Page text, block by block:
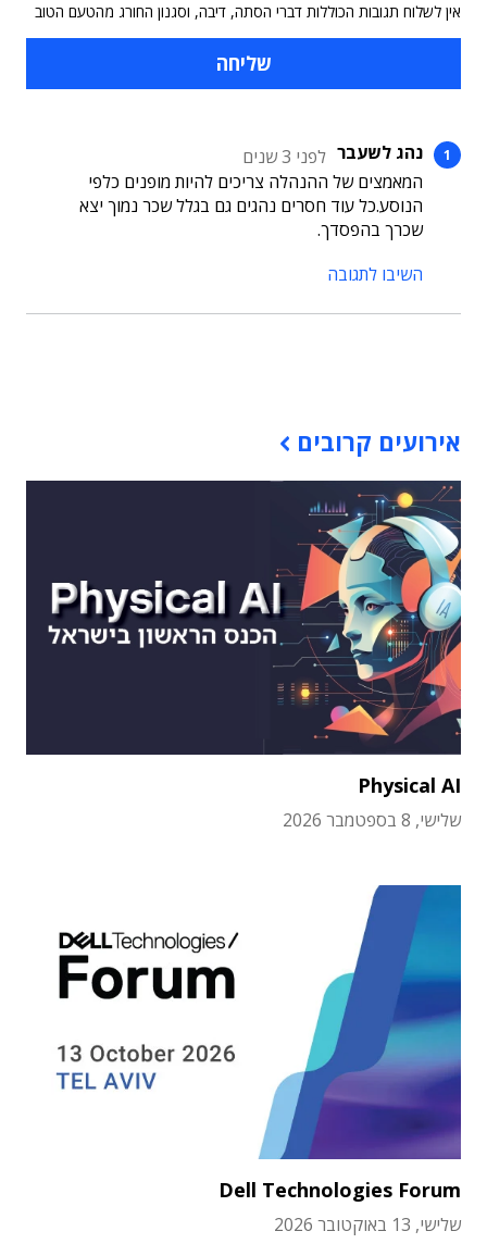
אין לשלוח תגובות הכוללות דברי הסתה, דיבה, וסגנון החורג מהטעם הטוב
נהג לשעבר לפני 3 שנים
המאמצים של ההנהלה צריכים להיות מופנים כלפי
הנוסע.כל עוד חסרים נהגים גם בגלל שכר נמוך יצא
שכרך בהפסדך.
השיבו לתגובה
אירועים קרובים
Physical AI
שלישי, 8 בספטמבר 2026
Dell Technologies Forum
שלישי, 13 באוקטובר 2026